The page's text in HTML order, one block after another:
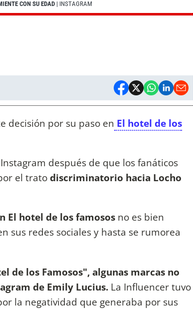
CON SU EDAD | INSTAGRAM
decisión por su paso en El hotel de los
después de que los fanáticos
el tratodiscriminatorio hacia Locho
El hotel de los famosos no es bien
sus redes sociales y hasta se rumorea
de los Famosos", algunas marcas no
de Emily Lucius. La Influencer tuvo
la negatividad que generaba por sus